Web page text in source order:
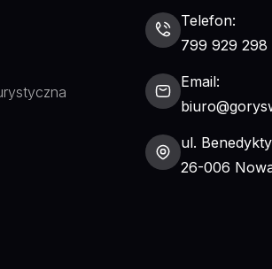
Telefon:
799 929 298
Email:
ul.
26-006